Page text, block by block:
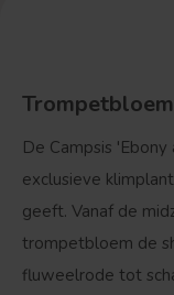
De Campsis 'Ebony
exclusieve
geeft. Vanaf de
trompetbloem de
fluweelrode tot